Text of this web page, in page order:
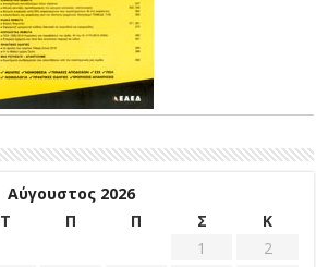
Αύγουστος 2026
Τ Π Π Σ
Κ
1
2